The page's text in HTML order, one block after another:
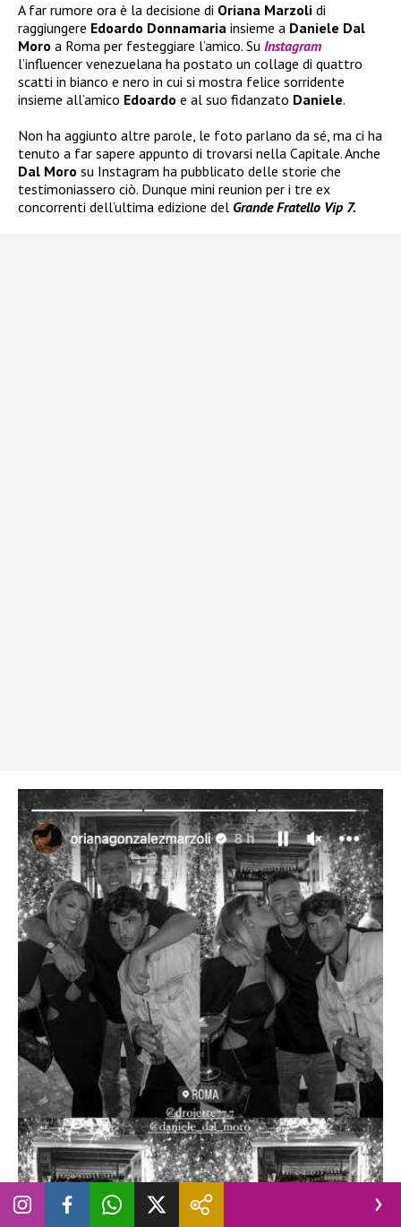
A far rumore ora è la decisione di Oriana Marzoli di
raggiungere Edoardo Donnamaria insieme a Daniele Dal
Moro a Roma per festeggiare l’amico. Su Instagram
l’influencer venezuelana ha postato un collage di quattro
scatti in bianco e nero in cui si mostra felice sorridente
insieme all’amico Edoardo e al suo fidanzato Daniele.
Non ha aggiunto altre parole, le foto parlano da sé, ma ci ha
tenuto a far sapere appunto di trovarsi nella Capitale. Anche
Dal Moro su Instagram ha pubblicato delle storie che
testimoniassero ciò. Dunque mini reunion per i tre ex
concorrenti dell’ultima edizione del Grande Fratello Vip 7.